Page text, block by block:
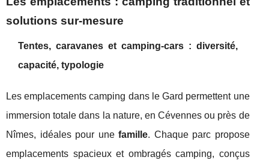
solutions sur-mesure
Tentes, caravanes et camping-cars : diversité,
capacité, typologie
Les emplacements camping dans le Gard permettent une
immersion totale dans la nature, en Cévennes ou près de
Nîmes, idéales pour unefamille. Chaque parc propose
emplacements spacieux et ombragés camping, conçus